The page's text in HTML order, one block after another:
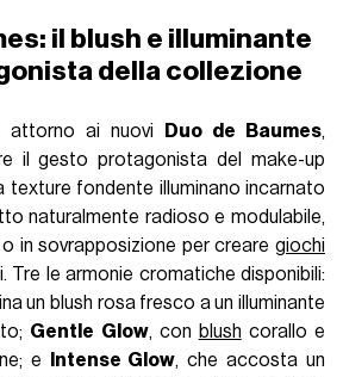
il blush e illuminante
della collezione
attorno ai nuovi Duo de Baumes,
il gesto protagonista del make-up
texture fondente illuminano incarnato
naturalmente radioso e modulabile,
in sovrapposizione per creare giochi
Tre le armonie cromatiche disponibili:
un blush rosa fresco a un illuminante
Gentle Glow, con blush corallo e
e Intense Glow, che accosta un